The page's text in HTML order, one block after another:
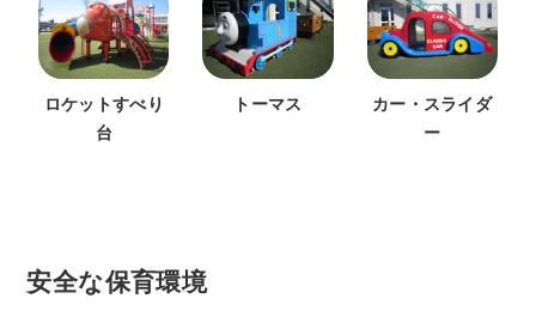
ロケットすべり
台
トーマス
カー・スライダ
ー
安全な保育環境